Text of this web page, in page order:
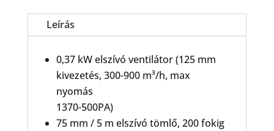
mennyiség
Leírás
0,37 kW elszívó ventilátor (125 mm
kivezetés, 300-900 m³/h, max
nyomás
1370-500PA)
75 mm / 5 m elszívó tömlő, 200 fokig